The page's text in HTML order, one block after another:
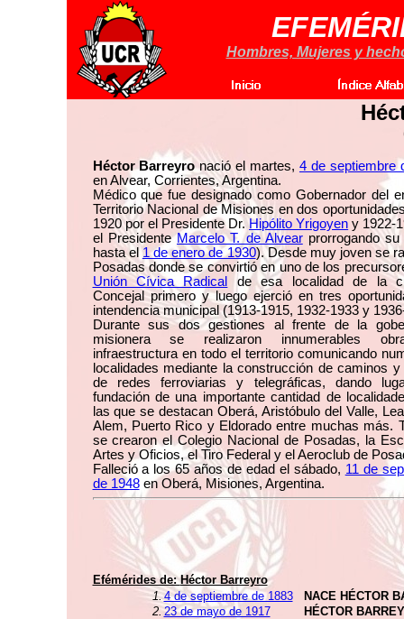
Hombres, Mujeres y
Héctor Barreyronació el martes, 4 de septiembre
en Alvear, Corrientes, Argentina.
Médico que fue designado como Gobernador del
Territorio Nacional de Misiones en dos
1920 por el Presidente Dr. Hipólito Yrigoyen y 1922-
el PresidenteMarcelo T. de Alvearprorrogando su
hasta el1 de enero de 1930). Desde muy joven se
Posadas donde se convirtió en uno de los
Unión Cívica Radical
de esa localidad de la
Concejal primero y luego ejerció en tres
intendencia municipal (1913-1915, 1932-1933 y
Durante sus dos gestiones al frente de la
misionera se realizaron innumerables
infraestructura en todo el territorio comunicando
localidades mediante la construcción de caminos y
de redes ferroviarias y telegráficas, dando
fundación de una importante cantidad de
las que se destacan Oberá, Aristóbulo del Valle,
Alem, Puerto Rico y Eldorado entre muchas más.
se crearon el Colegio Nacional de Posadas, la
Artes y Oficios, el Tiro Federal y el Aeroclub de
Falleció a los 65 años de edad el sábado, 11 de
de 1948en Oberá, Misiones, Argentina.
Efémérides de:Héctor Barreyro
1.4 de septiembre de 1883
NACE HÉCTOR
2.23 de mayo de 1917
HÉCTOR